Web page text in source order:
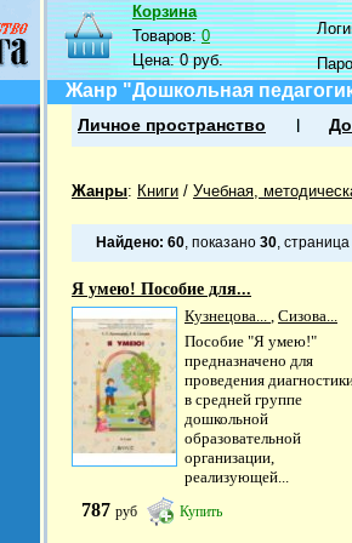
Корзина
Товаров:0
Цена:0 руб.
Жанр "Дошкольная
Личное пространство
Жанры: Книги / Учебная,
Найдено: 60, показано 30, страница
Я умею! Пособие для...
Кузнецова... , Сизова...
Пособие "Я умею!"
предназначено для
проведения
в средней группе
дошкольной
образовательной
организации,
реализующей...
787 руб Купить